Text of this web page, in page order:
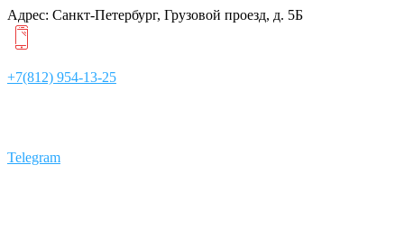
Адрес: Санкт-Петербург, Грузовой проезд, д. 5Б
+7(812) 954-13-25
Telegram